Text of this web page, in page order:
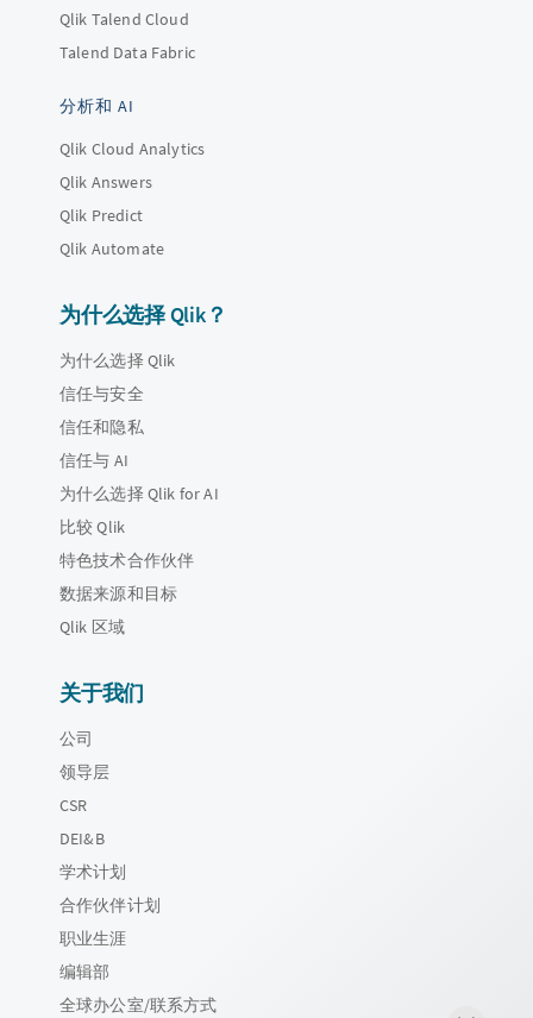
Qlik Talend Cloud
Talend Data Fabric
分析和 AI
Qlik Cloud Analytics
Qlik Answers
Qlik Predict
Qlik Automate
为什么选择 Qlik？
为什么选择 Qlik
信任与安全
信任和隐私
信任与 AI
为什么选择 Qlik for AI
比较 Qlik
特色技术合作伙伴
数据来源和目标
Qlik 区域
关于我们
公司
领导层
CSR
DEI&B
学术计划
合作伙伴计划
职业生涯
编辑部
全球办公室/联系方式